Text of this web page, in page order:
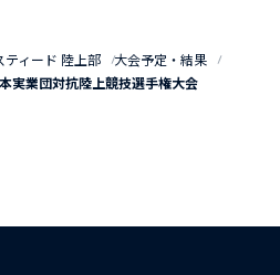
ティード 陸上部
大会予定・結果
実業団対抗陸上競技選手権大会